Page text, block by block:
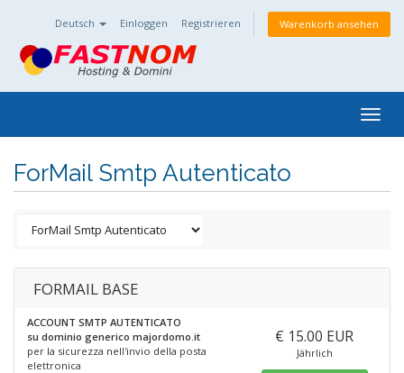
Deutsch Einloggen Registrieren Warenkorb ansehen
ForMail Smtp Autenticato
FORMAIL BASE
ACCOUNT SMTP AUTENTICATO
su dominio generico majordomo.it
per la sicurezza nell'invio della posta
elettronica
€ 15.00 EUR
Jährlich